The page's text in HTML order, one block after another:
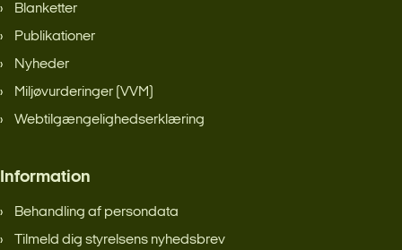
Blanketter
Publikationer
Nyheder
Miljøvurderinger (VVM)
Webtilgængelighedserklæring
Information
Behandling af persondata
Tilmeld dig styrelsens nyhedsbrev